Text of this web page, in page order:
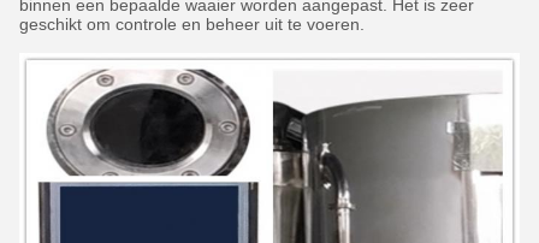
binnen een bepaalde waaier worden aangepast. Het is zeer
geschikt om controle en beheer uit te voeren.